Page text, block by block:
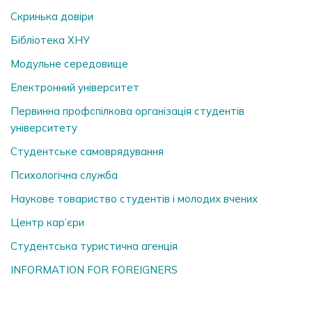
Скринька довiри
Бібліотека ХНУ
Модульне середовище
Електронний університет
Первинна профспілкова організація студентів
університету
Студентське самоврядування
Психологічна служба
Наукове товариство студентів і молодих вчених
Центр кар’єри
Студентська туристична агенція
INFORMATION FOR FOREIGNERS